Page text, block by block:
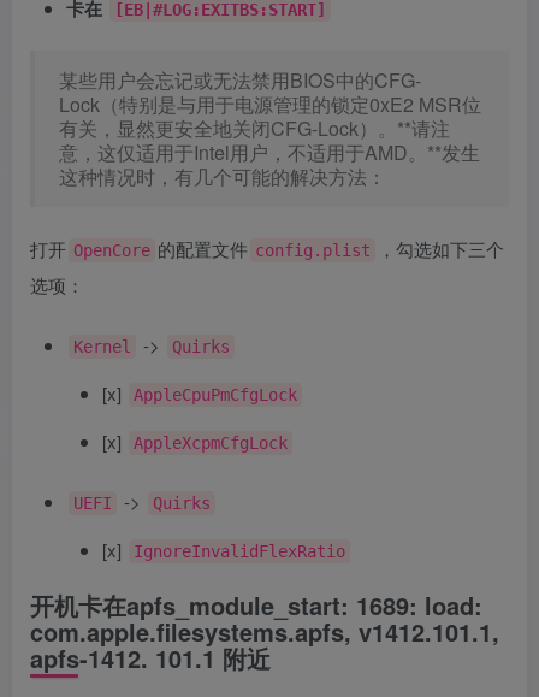
卡在 [EB|#LOG:EXITBS:START]
某些用户会忘记或无法禁用BIOS中的CFG-
Lock（特别是与用于电源管理的锁定0xE2 MSR位
有关，显然更安全地关闭CFG-Lock）。**请注
意，这仅适用于Intel用户，不适用于AMD。**发生
这种情况时，有几个可能的解决方法：
打开 OpenCore 的配置文件 config.plist
，勾选如下三个
选项：
Kernel -> Quirks
[x] AppleCpuPmCfgLock
[x] AppleXcpmCfgLock
UEFI -> Quirks
[x] IgnoreInvalidFlexRatio
开机卡在apfs_module_start: 1689: load:
com.apple.filesystems.apfs, v1412.101.1,
apfs-1412. 101.1 附近